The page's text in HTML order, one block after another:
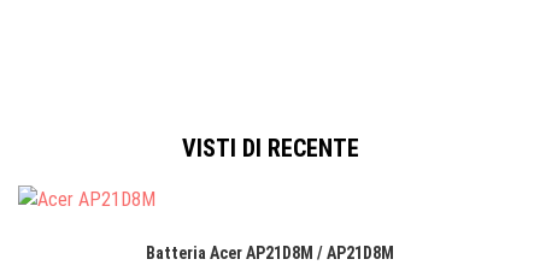
VISTI DI RECENTE
Batteria Acer AP21D8M / AP21D8M